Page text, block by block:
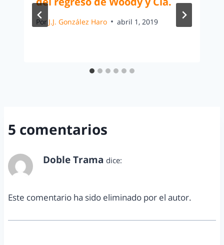
Por J.J. González Haro abril 1, 2019
5 comentarios
Doble Trama dice:
Este comentario ha sido eliminado por el autor.